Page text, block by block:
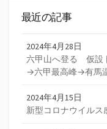
最近の記事
2024年4月28日
六甲山へ登る 仮設
→六甲最高峰→有馬温
2024年4月15日
新型コロナウイル